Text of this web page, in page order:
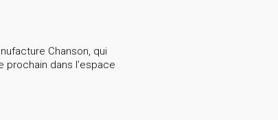
Chanson, qui
dans l’espace